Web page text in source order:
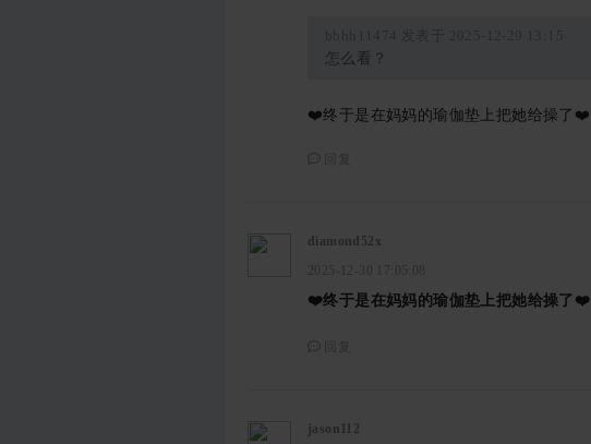
怎么看？
❤️终于是在妈妈的瑜伽垫上把她给操了❤️
diamond52x
2025-12-30 17:05:08
❤️终于是在妈妈的瑜伽垫上把她给操了❤️
jason112